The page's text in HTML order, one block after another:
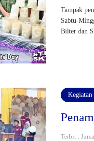
Tampak
Sabtu-
Bilter dan
Kegiatan
Terbit :